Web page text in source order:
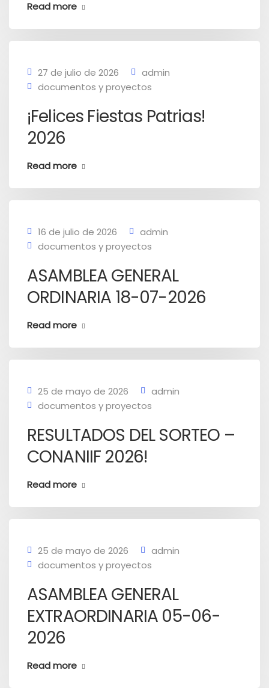
Read more
27 de julio de 2026
admin
documentos y proyectos
¡Felices Fiestas Patrias!
2026
Read more
16 de julio de 2026
admin
documentos y proyectos
ASAMBLEA GENERAL
ORDINARIA 18-07-2026
Read more
25 de mayo de 2026
admin
documentos y proyectos
RESULTADOS DEL SORTEO –
CONANIIF 2026!
Read more
25 de mayo de 2026
admin
documentos y proyectos
ASAMBLEA GENERAL
EXTRAORDINARIA 05-06-
2026
Read more